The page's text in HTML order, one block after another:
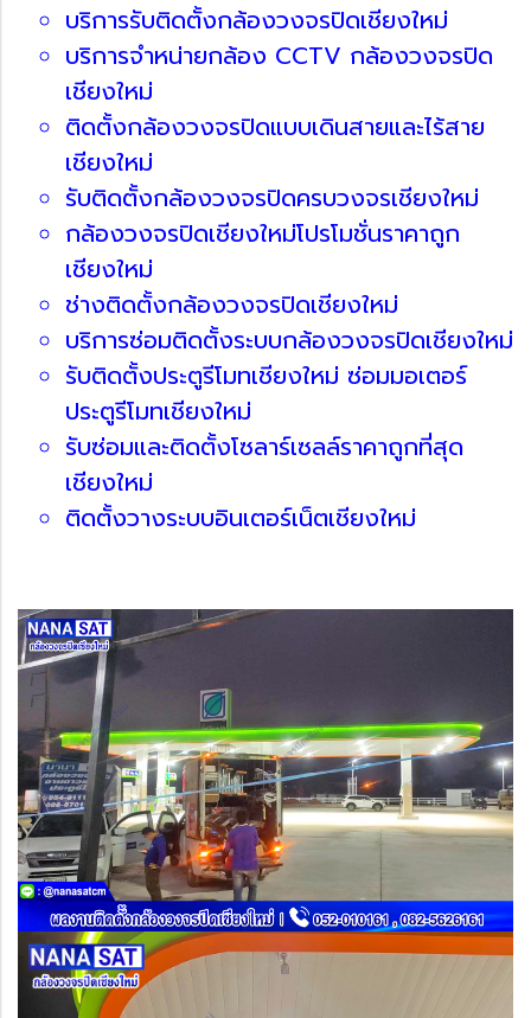
บริการรับติดตั้งกล้องวงจรปิดเชียงใหม่
บริการจำหน่ายกล้อง CCTV กล้องวงจรปิด
เชียงใหม่
ติดตั้งกล้องวงจรปิดแบบเดินสายและไร้สาย
เชียงใหม่
รับติดตั้งกล้องวงจรปิดครบวงจรเชียงใหม่
กล้องวงจรปิดเชียงใหม่โปรโมชั่นราคาถูก
เชียงใหม่
ช่างติดตั้งกล้องวงจรปิดเชียงใหม่
บริการซ่อมติดตั้งระบบกล้องวงจรปิดเชียงใหม่
รับติดตั้งประตูรีโมทเชียงใหม่ ซ่อมมอเตอร์
ประตูรีโมทเชียงใหม่
รับซ่อมและติดตั้งโซลาร์เซลล์ราคาถูกที่สุด
เชียงใหม่
ติดตั้งวางระบบอินเตอร์เน็ตเชียงใหม่